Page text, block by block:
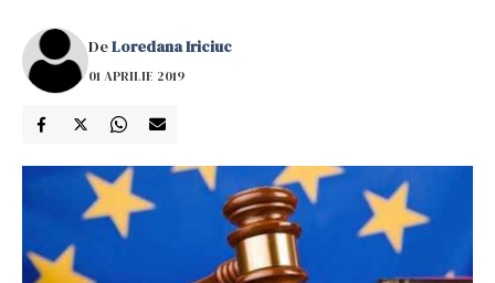
DeLoredana Iriciuc
01 APRILIE 2019